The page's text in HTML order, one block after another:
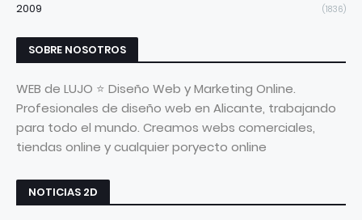
2009 (1836)
SOBRE NOSOTROS
WEB de LUJO ⭐ Diseño Web y Marketing Online.
Profesionales de diseño web en Alicante, trabajando
para todo el mundo. Creamos webs comerciales,
tiendas online y cualquier poryecto online
NOTICIAS 2D